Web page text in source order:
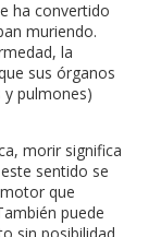
ha convertido
muriendo.
la
sus órganos
pulmones)
morir significa
sentido se
que
puede